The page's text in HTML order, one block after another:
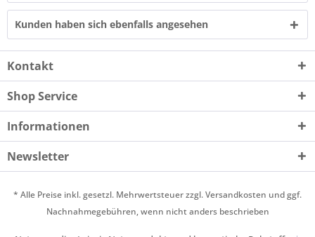
Kunden haben sich ebenfalls angesehen
Kontakt
Shop Service
Informationen
Newsletter
* Alle Preise inkl. gesetzl. Mehrwertsteuer zzgl.Versandkosten und ggf.
Nachnahmegebühren, wenn nicht anders beschrieben